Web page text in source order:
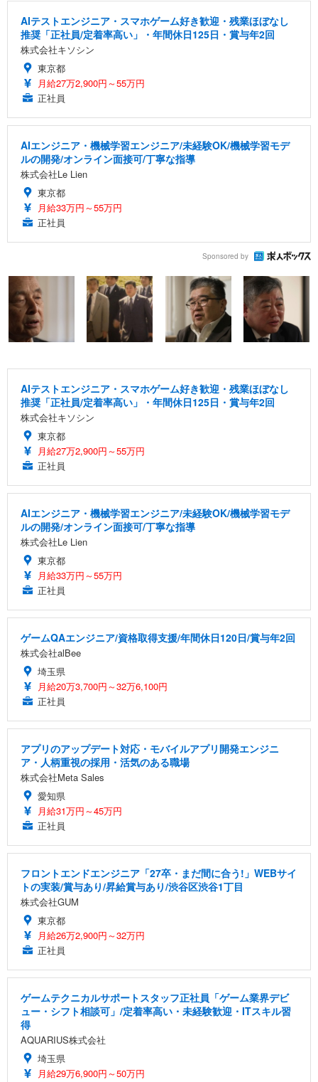
AIテストエンジニア・スマホゲーム好き歓迎・残業ほぼなし
推奨「正社員/定着率高い」・年間休日125日・賞与年2回
株式会社キソシン
東京都
月給27万2,900円～55万円
正社員
AIエンジニア・機械学習エンジニア/未経験OK/機械学習モデ
ルの開発/オンライン面接可/丁寧な指導
株式会社Le Lien
東京都
月給33万円～55万円
正社員
Sponsored by
AIテストエンジニア・スマホゲーム好き歓迎・残業ほぼなし
推奨「正社員/定着率高い」・年間休日125日・賞与年2回
株式会社キソシン
東京都
月給27万2,900円～55万円
正社員
AIエンジニア・機械学習エンジニア/未経験OK/機械学習モデ
ルの開発/オンライン面接可/丁寧な指導
株式会社Le Lien
東京都
月給33万円～55万円
正社員
ゲームQAエンジニア/資格取得支援/年間休日120日/賞与年2回
株式会社alBee
埼玉県
月給20万3,700円～32万6,100円
正社員
アプリのアップデート対応・モバイルアプリ開発エンジニ
ア・人柄重視の採用・活気のある職場
株式会社Meta Sales
愛知県
月給31万円～45万円
正社員
フロントエンドエンジニア「27卒・まだ間に合う!」WEBサイ
トの実装/賞与あり/昇給賞与あり/渋谷区渋谷1丁目
株式会社GUM
東京都
月給26万2,900円～32万円
正社員
ゲームテクニカルサポートスタッフ正社員「ゲーム業界デビ
ュー・シフト相談可」/定着率高い・未経験歓迎・ITスキル習
得
AQUARIUS株式会社
埼玉県
月給29万6,900円～50万円